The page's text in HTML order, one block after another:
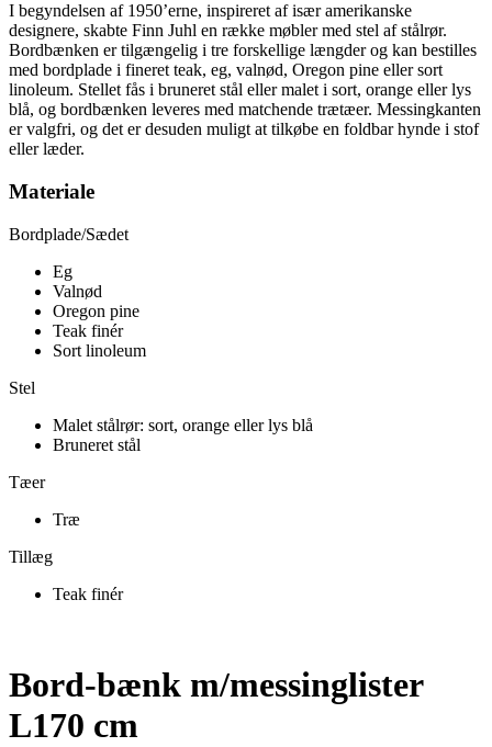
I begyndelsen af 1950’erne, inspireret af især amerikanske
designere, skabte Finn Juhl en række møbler med stel af stålrør.
Bordbænken er tilgængelig i tre forskellige længder og kan bestilles
med bordplade i fineret teak, eg, valnød, Oregon pine eller sort
linoleum. Stellet fås i bruneret stål eller malet i sort, orange eller lys
blå, og bordbænken leveres med matchende trætæer. Messingkanten
er valgfri, og det er desuden muligt at tilkøbe en foldbar hynde i stof
eller læder.
Materiale
Bordplade/Sædet
Eg
Valnød
Oregon pine
Teak finér
Sort linoleum
Stel
Malet stålrør: sort, orange eller lys blå
Bruneret stål
Tæer
Træ
Tillæg
Teak finér
Bord-bænk m/messinglister
L170 cm